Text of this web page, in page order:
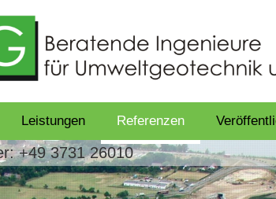
Leistungen Referenzen
+49 3731 26010